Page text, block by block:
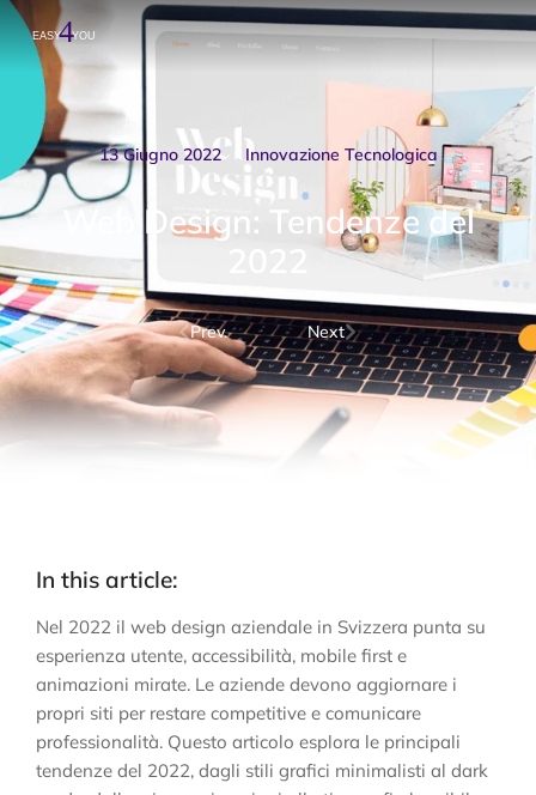
13 Giugno 2022 Innovazione Tecnologica
Web Design: Tendenze del
Prev. Next
In this article:
Nel 2022 il web design aziendale in Svizzera punta su
esperienza utente, accessibilità, mobile first e
animazioni mirate. Le aziende devono aggiornare i
propri siti per restare competitive e comunicare
professionalità. Questo articolo esplora le principali
tendenze del 2022, dagli stili grafici minimalisti al dark